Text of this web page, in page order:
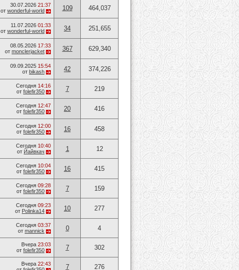
30.07.2026 21:37
от wonderful-world 109 464,037
11.07.2026 01:33
от wonderful-world 34 251,655
08.05.2026 17:33
от monclerjacket 367 629,340
09.09.2025 15:54
от bikash 42 374,226
Сегодня 14:16
от folefir350 7 219
Сегодня 12:47
от folefir350 20 416
Сегодня 12:00
от folefir350 16 458
Сегодня 10:40
от Йайвкач 1 12
Сегодня 10:04
от folefir350 16 415
Сегодня 09:28
от folefir350 7 159
Сегодня 09:23
от Polinka14 10 277
Сегодня 03:37
от mannick 0 4
Вчера 23:03
от folefir350 7 302
Вчера 22:43
7 276